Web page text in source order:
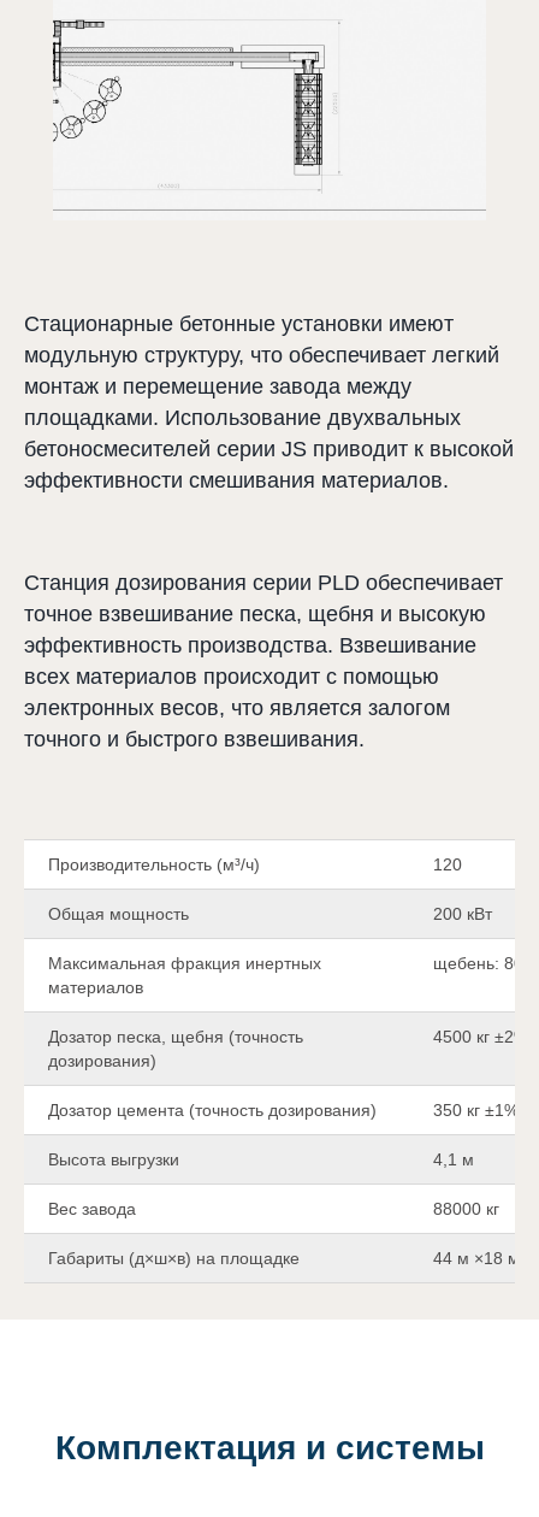
Стационарные бетонные установки имеют
модульную структуру, что обеспечивает легкий
монтаж и перемещение завода между
площадками. Использование двухвальных
бетоносмесителей серии JS приводит к высокой
эффективности смешивания материалов.
Станция дозирования серии PLD обеспечивает
точное взвешивание песка, щебня и высокую
эффективность производства. Взвешивание
всех материалов происходит с помощью
электронных весов, что является залогом
точного и быстрого взвешивания.
Производительность (м³​/ч) 120
Общая мощность 200 кВт
Максимальная фракция инертных
материалов
щебень: 80
Дозатор песка, щебня (точность
дозирования)
4500 кг ±2%
Дозатор цемента (точность дозирования) 350 кг ±1%
Высота выгрузки 4,1 м
Вес завода 88000 кг
Габариты (д×ш×в) на площадке 44 м ×18 м ×
Комплектация и системы